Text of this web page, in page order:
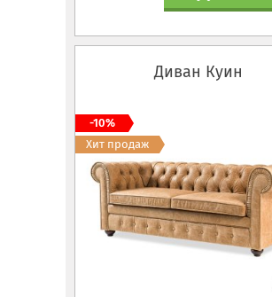
Диван Куин
-10%
Хит продаж